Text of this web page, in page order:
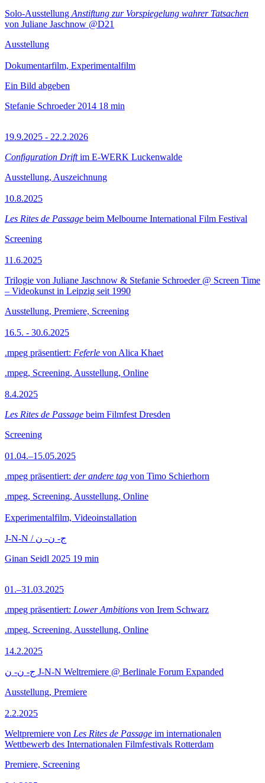
Solo-Ausstellung Anstiftung zur Vorspiegelung wahrer Tatsachen
von Juliane Jaschnow @D21
Ausstellung
Dokumentarfilm, Experimentalfilm
Ein Bild abgeben
Stefanie Schroeder 2014 18 min
19.9.2025 - 22.2.2026
Configuration Driftim E-WERK Luckenwalde
Ausstellung, Auszeichnung
10.8.2025
Les Rites de Passage beim Melbourne International Film Festival
Screening
11.6.2025
Trilogie von Juliane Jaschnow & Stefanie Schroeder @ Screen Time
– Videokunst in Leipzig seit 1990
Ausstellung, Premiere, Screening
16.5. - 30.6.2025
.mpeg präsentiert: Feferle von Alica Khaet
.mpeg, Screening, Ausstellung, Online
8.4.2025
Les Rites de Passage beim Filmfest Dresden
Screening
01.04.–15.05.2025
.mpeg präsentiert: der andere tag von Timo Schierhorn
.mpeg, Screening, Ausstellung, Online
Experimentalfilm, Videoinstallation
J-N-N / ج- ن- ن
Ginan Seidl 2025 19 min
01.–31.03.2025
.mpeg präsentiert: Lower Ambitions von Irem Schwarz
.mpeg, Screening, Ausstellung, Online
14.2.2025
ج- ن- ن J-N-N Weltremiere @ Berlinale Forum Expanded
Ausstellung, Premiere
2.2.2025
Weltpremiere von Les Rites de Passage im internationalen
Wettbewerb des Internationalen Filmfestivals Rotterdam
Premiere, Screening